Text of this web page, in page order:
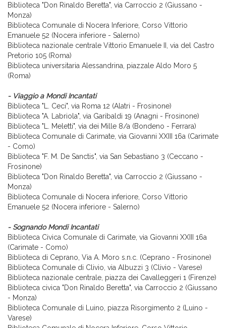
Biblioteca "Don Rinaldo Beretta", via Carroccio 2 (Giussano -
Monza)
Biblioteca Comunale di Nocera Inferiore, Corso Vittorio
Emanuele 52 (Nocera inferiore - Salerno)
Biblioteca nazionale centrale Vittorio Emanuele II, via del Castro
Pretorio 105 (Roma)
Biblioteca universitaria Alessandrina, piazzale Aldo Moro 5
(Roma)
- Viaggio a Mondi Incantati
Biblioteca "L. Ceci", via Roma 12 (Alatri - Frosinone)
Biblioteca "A. Labriola", via Garibaldi 19 (Anagni - Frosinone)
Biblioteca "L. Meletti", via dei Mille 8/a (Bondeno - Ferrara)
Biblioteca Comunale di Carimate, via Giovanni XXIII 16a (Carimate
- Como)
Biblioteca "F. M. De Sanctis", via San Sebastiano 3 (Ceccano -
Frosinone)
Biblioteca "Don Rinaldo Beretta", via Carroccio 2 (Giussano -
Monza)
Biblioteca Comunale di Nocera inferiore, Corso Vittorio
Emanuele 52 (Nocera inferiore - Salerno)
- Sognando Mondi Incantati
Biblioteca Civica Comunale di Carimate, via Giovanni XXIII 16a
(Carimate - Como)
Biblioteca di Ceprano, Via A. Moro s.n.c. (Ceprano - Frosinone)
Biblioteca Comunale di Clivio, via Albuzzi 3 (Clivio - Varese)
Biblioteca nazionale centrale, piazza dei Cavalleggeri 1 (Firenze)
Biblioteca civica "Don Rinaldo Beretta", via Carroccio 2 (Giussano
- Monza)
Biblioteca Comunale di Luino, piazza Risorgimento 2 (Luino -
Varese)